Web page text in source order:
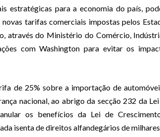
estratégicas para a economia do país,
tarifas comerciais impostas pelos
através do Ministério do Comércio,
com Washington para evitar os
de 25% sobre a importação de
nacional, ao abrigo da secção 232 da
os benefícios da Lei de
isenta de direitos alfandegários de